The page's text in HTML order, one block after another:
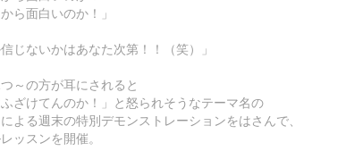
ら面白いのか！」
信じないかはあなた次第！！（笑）」
～の方が耳にされると
ふざけてんのか！」と怒られそうなテーマ名の
よる週末の特別デモンストレーションをはさんで、
ッスンを開催。